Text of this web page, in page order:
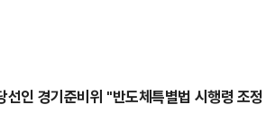
선인 경기준비위 "반도체특별법 시행령 조